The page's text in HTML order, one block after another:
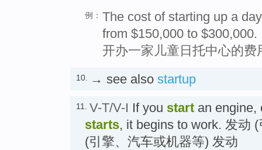
例： The cost of starting up a
from $150,000 to $300,000.
开办一家儿童日托中心的
10. → see also startup
11. V-T/V-I If you start an engine,
starts, it begins to work. 发动
(引擎、汽车或机器等) 发动